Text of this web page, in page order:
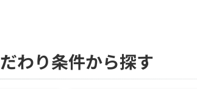
だわり条件から探す